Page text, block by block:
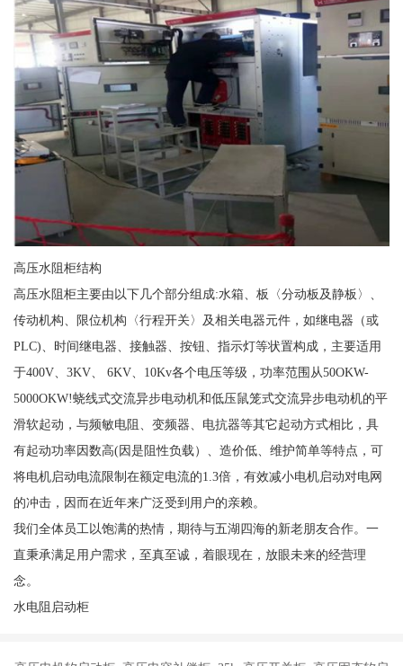
高压水阻柜结构
高压水阻柜主要由以下几个部分组成:水箱、板〈分动板及静板〉、
传动机构、限位机构〈行程开关〉及相关电器元件，如继电器（或
PLC)、时间继电器、接触器、按钮、指示灯等状置构成，主要适用
于400V、3KV、 6KV、10Kv各个电压等级，功率范围从50OKW-
5000OKW!蛲线式交流异步电动机和低压鼠笼式交流异步电动机的平
滑软起动，与频敏电阻、变频器、电抗器等其它起动方式相比，具
有起动功率因数高(因是阻性负载）、造价低、维护简单等特点，可
将电机启动电流限制在额定电流的1.3倍，有效减小电机启动对电网
的冲击，因而在近年来广泛受到用户的亲赖。
我们全体员工以饱满的热情，期待与五湖四海的新老朋友合作。一
直秉承满足用户需求，至真至诚，着眼现在，放眼未来的经营理
念。
水电阻启动柜